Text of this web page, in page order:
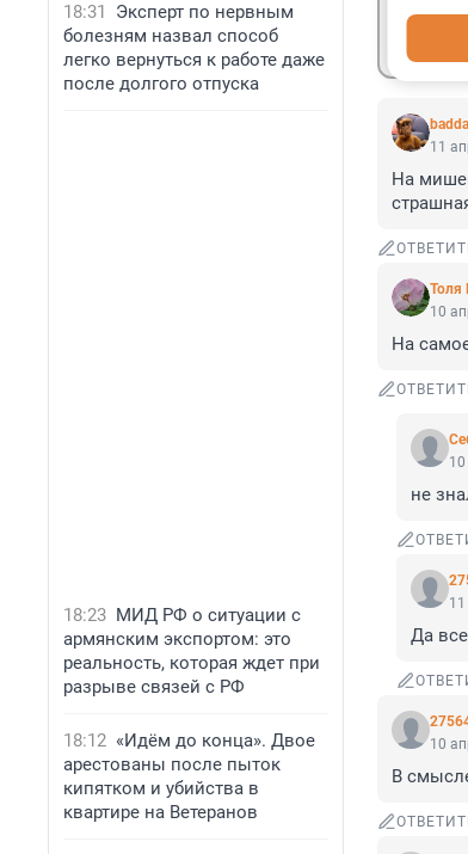
18:31
Эксперт по нервным
болезням назвал способ
легко вернуться к работе даже
после долгого отпуска
18:23 МИД РФ о ситуации с
армянским экспортом: это
реальность, которая ждет при
разрыве связей с РФ
18:12 «Идём до конца». Двое
арестованы после пыток
кипятком и убийства в
квартире на Ветеранов
11
На
Толя
10
На
не
Да
10
В